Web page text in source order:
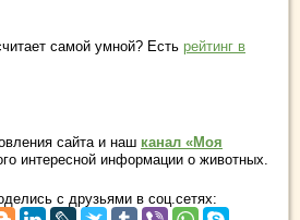
самой умной? Есть рейтинг в
сайта и наш канал «Моя
интересной информации о животных.
с друзьями в соц.сетях: